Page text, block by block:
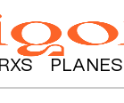
PLANES